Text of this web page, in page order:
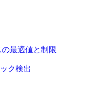
最適値と制限
ク検出